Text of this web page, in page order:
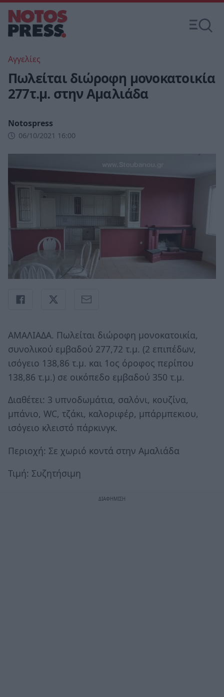
Αγγελίες
Πωλείται διώροφη μονοκατοικία
277τ.μ. στην Αμαλιάδα
Notospress
06/10/2021 16:00
ΑΜΑΛΙΑΔΑ. Πωλείται διώροφη μονοκατοικία,
συνολικού εμβαδού 277,72 τ.μ. (2 επιπέδων,
ισόγειο 138,86 τ.μ. και 1ος όροφος περίπου
138,86 τ.μ.) σε οικόπεδο εμβαδού 350 τ.μ.
Διαθέτει: 3 υπνοδωμάτια, σαλόνι, κουζίνα,
μπάνιο, WC, τζάκι, καλοριφέρ, μπάρμπεκιου,
ισόγειο κλειστό πάρκινγκ.
Περιοχή: Σε χωριό κοντά στην Αμαλιάδα
Τιμή: Συζητήσιμη